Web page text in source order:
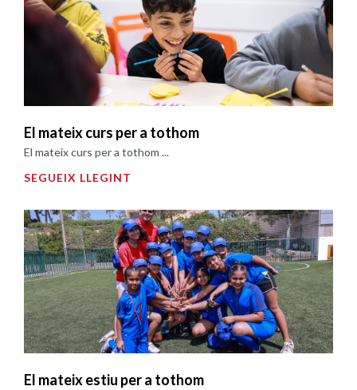
El mateix curs per a tothom
El mateix curs per a tothom ...
SEGUEIX LLEGINT
El mateix estiu per a tothom